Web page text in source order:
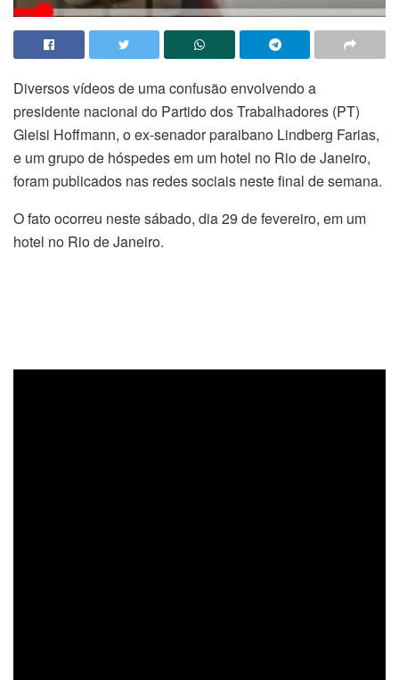
Diversos vídeos de uma confusão envolvendo a
presidente nacional do Partido dos Trabalhadores (PT)
Gleisi Hoffmann, o ex-senador paraibano Lindberg Farias,
e um grupo de hóspedes em um hotel no Rio de Janeiro,
foram publicados nas redes sociais neste final de semana.
O fato ocorreu neste sábado, dia 29 de fevereiro, em um
hotel no Rio de Janeiro.